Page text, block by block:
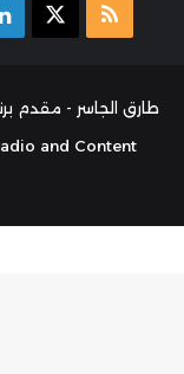
ملخص
RSS
طارق الجاسر - مقدم
and Content